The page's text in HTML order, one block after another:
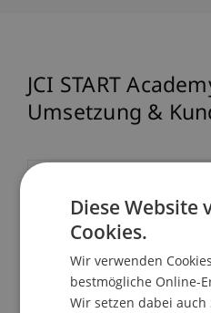
JCI START
Umsetzung &
Kontakt
Diese Website
Cookies.
Wir verwenden
bestmögliche Online-
Wir setzen dabei auch